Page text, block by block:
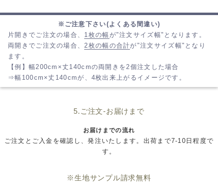
※ご注意下さい(よくある間違い)
片開きでご注文の場合、 1枚の幅 が"注文サイズ幅"となります。
両開きでご注文の場合、 2枚の幅の合計が"注文サイズ幅"となり
ます。
【例】幅200cm×丈140cmの両開きを2個注文した場合
⇒幅100cm×丈140cmが、4枚出来上がるイメージです。
5.ご注文-お届けまで
お届けまでの流れ
ご注文とご入金を確認し、発注いたします。出荷まで7-10日程度で
す。
※生地サンプル請求無料